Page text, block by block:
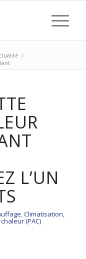
/
L’UN
,Climatisation,
(PAC)